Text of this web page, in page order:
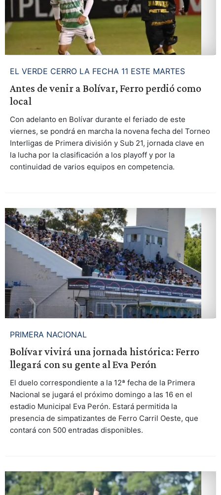
EL VERDE CERRO LA FECHA 11 ESTE MARTES
Antes de venir a Bolívar, Ferro perdió como
local
Con adelanto en Bolívar durante el feriado de este
viernes, se pondrá en marcha la novena fecha del Torneo
Interligas de Primera división y Sub 21, jornada clave en
la lucha por la clasificación a los playoff y por la
continuidad de varios equipos en competencia.
PRIMERA NACIONAL
Bolívar vivirá una jornada histórica: Ferro
llegará con su gente al Eva Perón
El duelo correspondiente a la 12ª fecha de la Primera
Nacional se jugará el próximo domingo a las 16 en el
estadio Municipal Eva Perón. Estará permitida la
presencia de simpatizantes de Ferro Carril Oeste, que
contará con 500 entradas disponibles.